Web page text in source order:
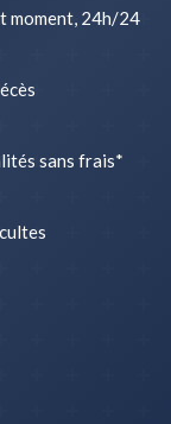
moment, 24h/24
sans frais*